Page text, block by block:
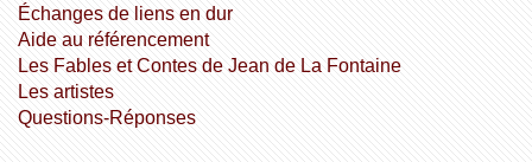
échanges de liens en dur
aide au référencement
Les Fables et Contes de Jean de La Fontaine
Les artistes
Questions-Réponses